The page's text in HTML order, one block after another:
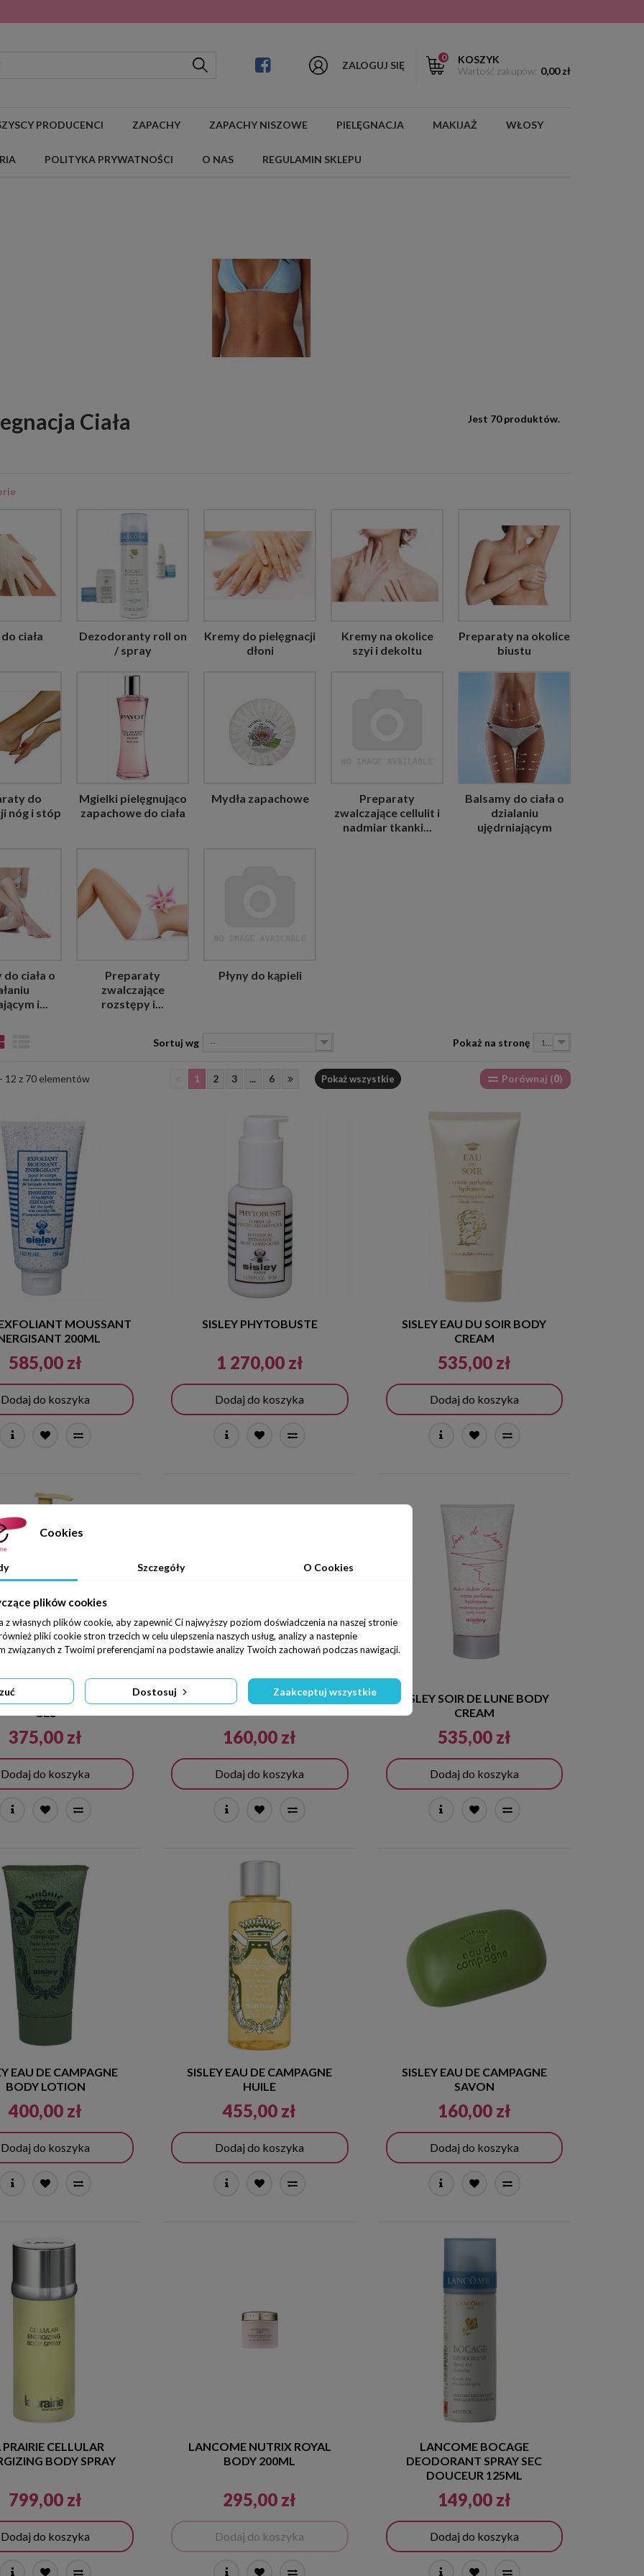
ZALOGUJ SIĘ
0
KOSZYK
Wartość zakupów: 0,00 zł
PRODUCENCI ZAPACHY ZAPACHY NISZOWE PIELĘGNACJA MAKIJAŻ WŁOSY
POLITYKA PRYWATNOŚCI O NAS REGULAMIN SKLEPU
Ciała Jest 70 produktów.
ciała
Dezodoranty roll on
/ spray
Kremy do pielęgnacji
dłoni
Kremy na okolice
szyi i dekoltu
Preparaty na okolice
biustu
do
nóg i stóp
Mgielki pielęgnująco
zapachowe do ciała
Mydła zapachowe
Preparaty
zwalczające cellulit i
nadmiar tkanki...
Balsamy do ciała o
dzialaniu
ujędrniającym
ciała o
i...
Preparaty
zwalczające
rozstępy i...
Płyny do kąpieli
Sortuj wg -- Pokaż na stronę 12
Porównaj (0)
Pokaż wszystkie
1 2 3 ... 6
12 z 70 elementów
MOUSSANT
200ML
585,00 zł
Dodaj do koszyka
SISLEY PHYTOBUSTE
1 270,00 zł
Dodaj do koszyka
SISLEY EAU DU SOIR BODY
CREAM
535,00 zł
Dodaj do koszyka
EAU DU SOIR SHOWER
375,00 zł
Dodaj do koszyka
SISLEY EAU DU SOIR SAVON
160,00 zł
Dodaj do koszyka
SISLEY SOIR DE LUNE BODY
CREAM
535,00 zł
Dodaj do koszyka
EAU DE CAMPAGNE
BODY LOTION
400,00 zł
Dodaj do koszyka
SISLEY EAU DE CAMPAGNE
HUILE
455,00 zł
Dodaj do koszyka
SISLEY EAU DE CAMPAGNE
SAVON
160,00 zł
Dodaj do koszyka
PRAIRIE CELLULAR
BODY SPRAY
799,00 zł
Dodaj do koszyka
LANCOME NUTRIX ROYAL
BODY 200ML
295,00 zł
Dodaj do koszyka
LANCOME BOCAGE
DEODORANT SPRAY SEC
DOUCEUR 125ML
149,00 zł
Dodaj do koszyka
Cookies
Szczegóły O Cookies
plików cookies
z własnych plików cookie, aby zapewnić Ci najwyższy poziom doświadczenia na naszej stronie
pliki cookie stron trzecich w celu ulepszenia naszych usług, analizy a nastepnie
związanych z Twoimi preferencjami na podstawie analizy Twoich zachowań podczas nawigacji.
Dostosuj Zaakceptuj wszystkie